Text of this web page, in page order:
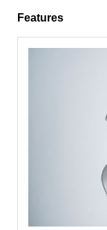
Features